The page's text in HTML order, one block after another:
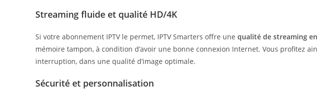
Streaming fluide et qualité HD/4K
Si votre abonnement IPTV le permet, IPTV Smarters offre une qualité de streaming
mémoire tampon, à condition d’avoir une bonne connexion Internet. Vous profitez
interruption, dans une qualité d’image optimale.
Sécurité et personnalisation